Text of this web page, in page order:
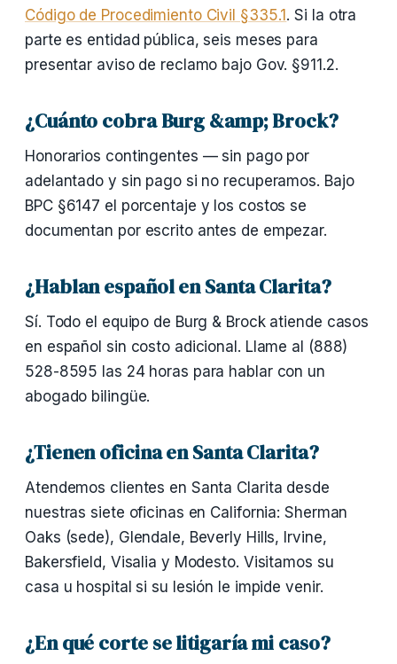
Código de Procedimiento Civil §335.1 . Si la otra
parte es entidad pública, seis meses para
presentar aviso de reclamo bajo Gov. §911.2.
¿Cuánto cobra Burg &amp; Brock?
Honorarios contingentes — sin pago por
adelantado y sin pago si no recuperamos. Bajo
BPC §6147 el porcentaje y los costos se
documentan por escrito antes de empezar.
¿Hablan español en Santa Clarita?
Sí. Todo el equipo de Burg & Brock atiende casos
en español sin costo adicional. Llame al (888)
528-8595 las 24 horas para hablar con un
abogado bilingüe.
¿Tienen oficina en Santa Clarita?
Atendemos clientes en Santa Clarita desde
nuestras siete oficinas en California: Sherman
Oaks (sede), Glendale, Beverly Hills, Irvine,
Bakersfield, Visalia y Modesto. Visitamos su
casa u hospital si su lesión le impide venir.
¿En qué corte se litigaría mi caso?